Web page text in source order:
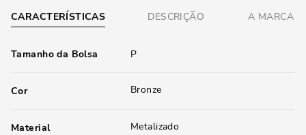
CARACTERÍSTICAS DESCRIÇÃO A MARCA
Tamanho da Bolsa P
Cor Bronze
Material Metalizado